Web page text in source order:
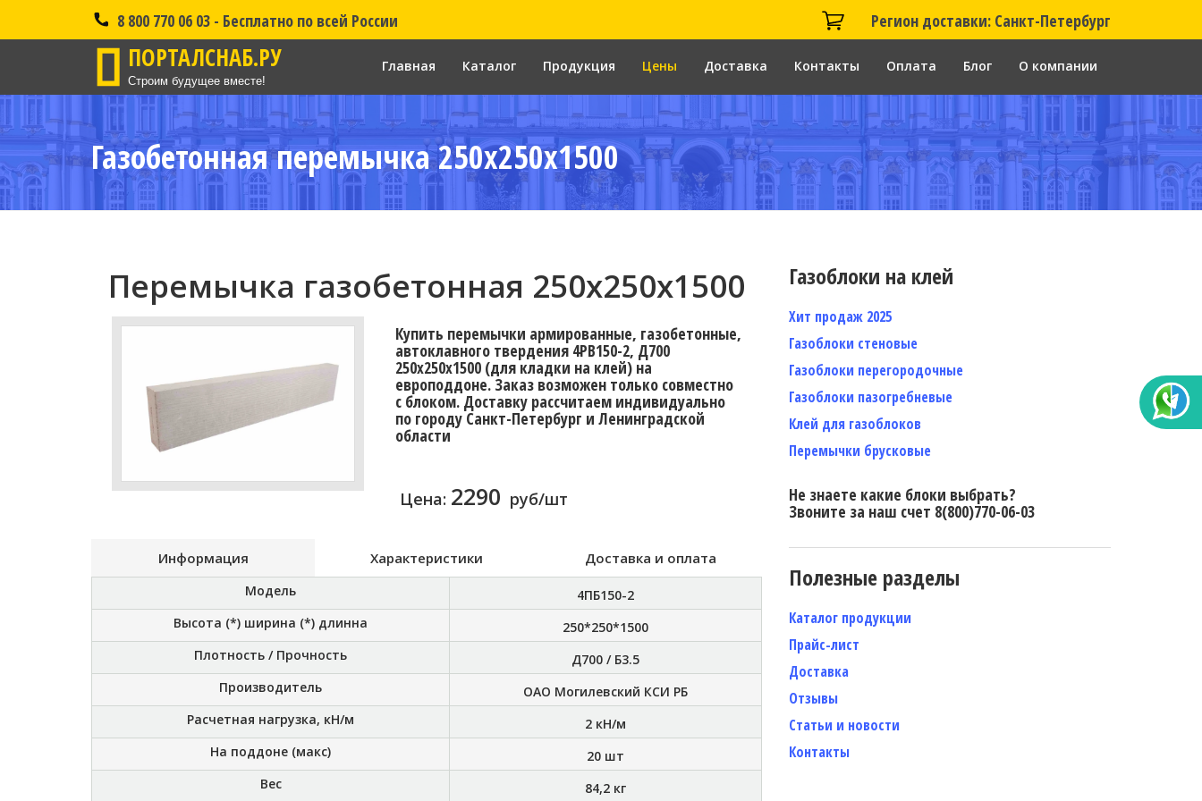
8 800 770 06 03 - Бесплатно по всей России Регион доставки: Санкт-Петербург
ПОРТАЛСНАБ.РУ
Строим будущее вместе!
Главная Каталог Продукция Цены Доставка Контакты Оплата Блог О компании
Газобетонная перемычка 250x250x1500
Перемычка газобетонная 250х250х1500
Купить перемычки армированные, газобетонные,
автоклавного твердения 4PB150-2, Д700
250х250х1500 (для кладки на клей) на
европоддоне. Заказ возможен только совместно
с блоком. Доставку рассчитаем индивидуально
по городу Санкт-Петербург и Ленинградской
области
Цена: 2290 руб/шт
Информация Характеристики Доставка и оплата
Модель
4ПБ150-2
Высота (*) ширина (*) длинна
250*250*1500
Плотность / Прочность
Д700 / Б3.5
Производитель
ОАО Могилевский КСИ РБ
Расчетная нагрузка, кН/м
2 кН/м
На поддоне (макс)
20 шт
Вес
84,2 кг
Газоблоки на клей
Хит продаж 2025
Газоблоки стеновые
Газоблоки перегородочные
Газоблоки пазогребневые
Клей для газоблоков
Перемычки брусковые
Не знаете какие блоки выбрать?
Звоните за наш счет 8(800)770-06-03
Полезные разделы
Каталог продукции
Прайс-лист
Доставка
Отзывы
Статьи и новости
Контакты